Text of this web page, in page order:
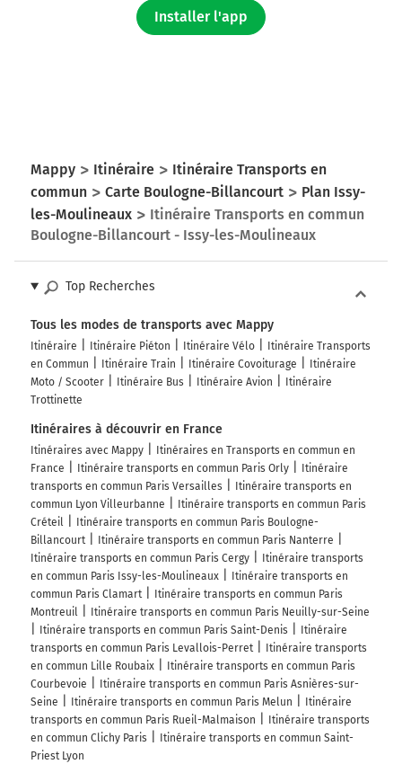
Installer l'app
Mappy Itinéraire
Itinéraire Transports en
commun
Carte Boulogne-Billancourt
Plan Issy-
les-Moulineaux
Itinéraire Transports en commun
Boulogne-Billancourt - Issy-les-Moulineaux
Top Recherches
Tous les modes de transports avec Mappy
Itinéraire Itinéraire Piéton Itinéraire Vélo
Itinéraire Transports
en Commun
Itinéraire Train Itinéraire Covoiturage
Itinéraire
Moto / Scooter
Itinéraire Bus Itinéraire Avion
Itinéraire
Trottinette
Itinéraires à découvrir en France
Itinéraires avec Mappy
Itinéraires en Transports en commun en
France
Itinéraire transports en commun Paris Orly
Itinéraire
transports en commun Paris Versailles
Itinéraire transports en
commun Lyon Villeurbanne
Itinéraire transports en commun Paris
Créteil
Itinéraire transports en commun Paris Boulogne-
Billancourt
Itinéraire transports en commun Paris Nanterre
Itinéraire transports en commun Paris Cergy
Itinéraire transports
en commun Paris Issy-les-Moulineaux
Itinéraire transports en
commun Paris Clamart
Itinéraire transports en commun Paris
Montreuil
Itinéraire transports en commun Paris Neuilly-sur-Seine
Itinéraire transports en commun Paris Saint-Denis
Itinéraire
transports en commun Paris Levallois-Perret
Itinéraire transports
en commun Lille Roubaix
Itinéraire transports en commun Paris
Courbevoie
Itinéraire transports en commun Paris Asnières-sur-
Seine
Itinéraire transports en commun Paris Melun
Itinéraire
transports en commun Paris Rueil-Malmaison
Itinéraire transports
en commun Clichy Paris
Itinéraire transports en commun Saint-
Priest Lyon